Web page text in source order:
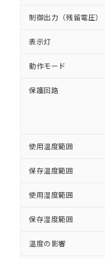
制御出力（残留電圧）
表示灯
動作モード
保護回路
使用温度範囲
保存温度範囲
使用湿度範囲
保存湿度範囲
温度の影響